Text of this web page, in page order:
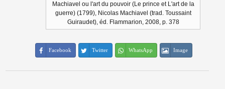
Machiavel ou l'art du pouvoir (Le prince et L'art de la
guerre) (1799), Nicolas Machiavel (trad. Toussaint
Guiraudet), éd. Flammarion, 2008, p. 378
Facebook Twitter WhatsApp Image